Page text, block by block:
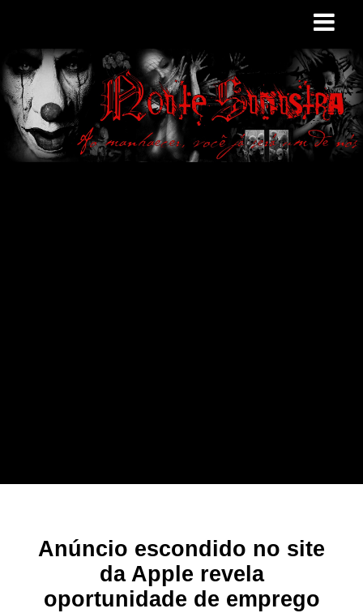
Anúncio escondido no site
da Apple revela
oportunidade de emprego